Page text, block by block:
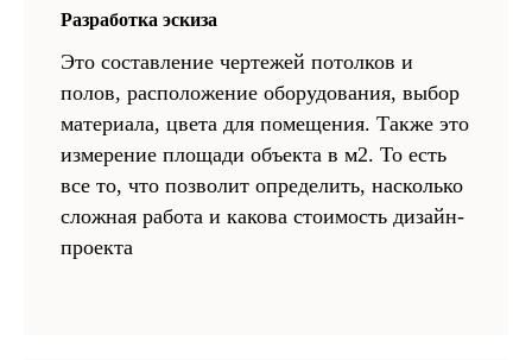
Разработка эскиза
Это составление чертежей потолков и
полов, расположение оборудования, выбор
материала, цвета для помещения. Также это
измерение площади объекта в м2. То есть
все то, что позволит определить, насколько
сложная работа и какова стоимость дизайн-
проекта